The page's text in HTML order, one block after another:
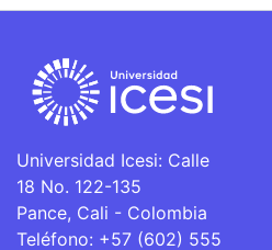
Universidad Icesi: Calle
18 No. 122-135
Pance, Cali - Colombia
Teléfono: +57 (602) 555